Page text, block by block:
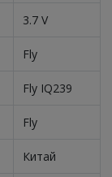
3.7 V
Fly
Fly IQ239
Fly
Китай